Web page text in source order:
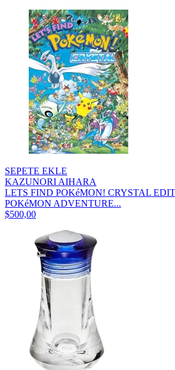
SEPETE EKLE
KAZUNORI AIHARA
LETS FIND POKéMON! CRYSTAL
POKéMON ADVENTURE...
$500,00